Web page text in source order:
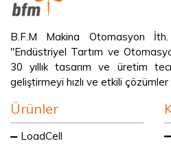
B.F.M Makina Otomasyon
"Endüstriyel Tartım ve
30 yıllık tasarım ve üretim
geliştirmeyi hızlı ve etkili
Ürünler
LoadCell